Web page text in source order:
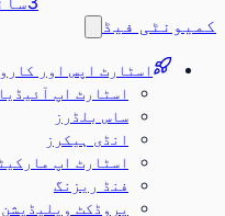
کمیونٹی فیڈ
اسٹارٹ اپس اور
اسٹارٹ اپ آئیڈیاز
ساس بلڈرز
انڈی ہیکرز
اسٹارٹ اپ
فنڈ ریزنگ
پروڈکٹ ویلیڈیشن